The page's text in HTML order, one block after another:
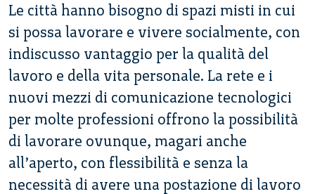
Le città hanno bisogno di spazi misti in cui
si possa lavorare e vivere socialmente, con
indiscusso vantaggio per la qualità del
lavoro e della vita personale. La rete e i
nuovi mezzi di comunicazione tecnologici
per molte professioni offrono la possibilità
di lavorare ovunque, magari anche
all’aperto, con flessibilità e senza la
necessità di avere una postazione di lavoro